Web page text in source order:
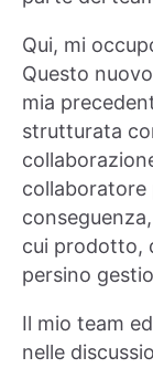
Qui, mi
Questo
mia
strutturata
collaboratore
cui prodotto,
persino
Il mio team
nelle